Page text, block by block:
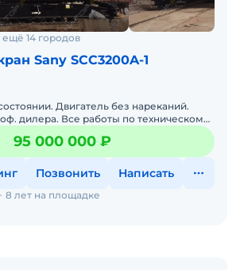
14 городов
Sany SCC3200A-1
Двигатель без нареканий.
дилера. Все работы по техническому
своевременно. Стоит на учете
95 000 000 ₽
Позвонить Написать
8 лет на площадке